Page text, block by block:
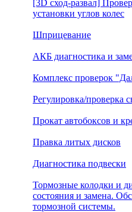
[3D сход-развал]
установки углов колес
Шприцевание
АКБ диагностика и
Комплекс проверок
Регулировка/проверка
Прокат автобоксов и
Правка литых дисков
Диагностика подвески
Тормозные колодки и
состояния и замена.
тормозной системы.